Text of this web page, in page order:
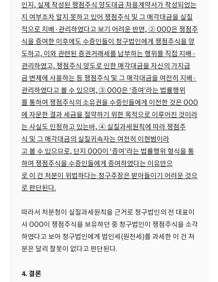
인지, 실제 작성된 쟁점주식 양도대금 차용계약서가 작성되었는
지 여부조차 알지 못하고 있어 쟁점주식 및 그 매각대금을 실질
적으로 지배·관리하였다고 보기 어려운 반면, ② OOO은 쟁점주
식을 증여한 이후에도 수증인들이 청구법인에게 쟁점주식을 양
도하고, 이와 관련된 증권거래세를 납부하는 행위를 직접 지배·
관리하였고, 쟁점주식 양도로 인한 매각대금을 자신의 가지급
금 변제에 사용하는 등 쟁점주식 및 그 매각대금을 여전히 지배·
관리하였다고 볼 수 있으며, ③ OOO은 ‘증여’라는 법률행위
를 통하여 쟁점주식의 소유권을 수증인들에게 이전한 것은 OOO
에 자문한 결과 세금을 절약하기 위한 목적으로 이루어진 것이라
는 사실도 인정하고 있는바, ④ 실질과세원칙에 따라 쟁점주
식 및 그 매각대금의 실질귀속자는 여전히 이현범이라
고 볼 수 있으므로, 단지 OOO이 ‘증여’라는 법률행위 형식을 통
하여 쟁점주식을 수증인들에게 증여하였다는 이유만으
로 이 건 처분이 위법하다는 청구주장은 받아들이기 어려운 것으
로 판단된다.
따라서 처분청이 실질과세원칙을 근거로 청구법인의 전 대표이
사 OOO이 쟁점주식을 보유하던 중 청구법인이 쟁점주식을 소각
하였다고 보아 청구법인에게 법인세(원천세)를 과세한 이 건 처
분은 달리 잘못이 없다고 판단된다.
4. 결론